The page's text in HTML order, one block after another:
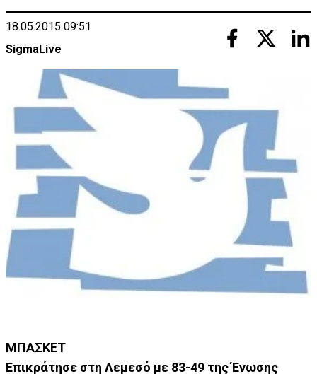
18.05.2015 09:51
SigmaLive
ΜΠΑΣΚΕΤ
Επικράτησε στη Λεμεσό με 83-49 της Ένωσης